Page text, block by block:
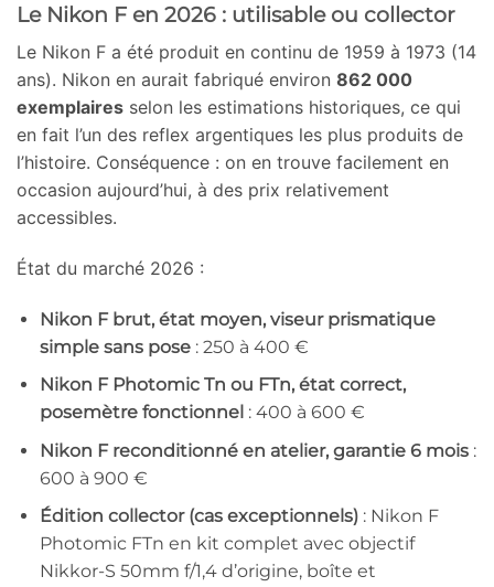
Le Nikon F en 2026 : utilisable ou collector
Le Nikon F a été produit en continu de 1959 à 1973 (14
ans). Nikon en aurait fabriqué environ 862 000
exemplaires selon les estimations historiques, ce qui
en fait l’un des reflex argentiques les plus produits de
l’histoire. Conséquence : on en trouve facilement en
occasion aujourd’hui, à des prix relativement
accessibles.
État du marché 2026 :
Nikon F brut, état moyen, viseur prismatique
simple sans pose: 250 à 400 €
Nikon F Photomic Tn ou FTn, état correct,
posemètre fonctionnel: 400 à 600 €
Nikon F reconditionné en atelier, garantie 6 mois:
600 à 900 €
Édition collector (cas exceptionnels): Nikon F
Photomic FTn en kit complet avec objectif
Nikkor-S 50mm f/1,4 d’origine, boîte et